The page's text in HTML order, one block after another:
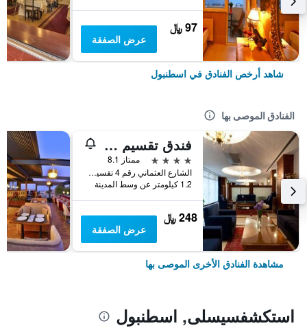
97 ﷼
عرض الصفقة
شاهد أرخص الفنادق في اسطنبول
الفنادق الموصى بها
فندق تقسيم متروبارك
4 نجوم
ممتاز 8.1
الشارع العثماني رقم 4 تقسيم, اسطنبول, تركيا
1.2 كيلومتر عن وسط المدينة
248 ﷼
عرض الصفقة
مشاهدة الفنادق الأخرى الموصى بها
استكشفسيسلى, اسطنبول